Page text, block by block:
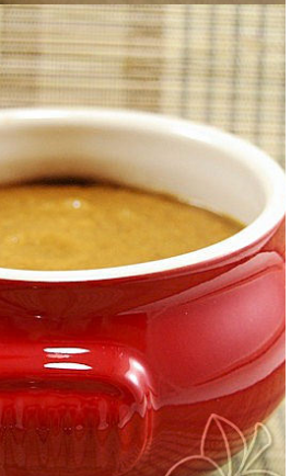
ASADOS &
favoritas de crema de tomate.